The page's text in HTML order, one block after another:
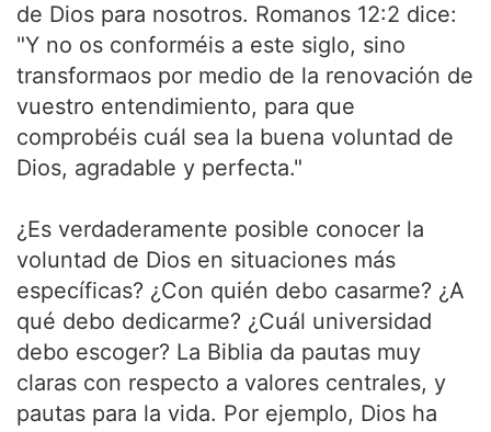
de Dios para nosotros. Romanos 12:2 dice:
"Y no os conforméis a este siglo, sino
transformaos por medio de la renovación de
vuestro entendimiento, para que
comprobéis cuál sea la buena voluntad de
Dios, agradable y perfecta."
¿Es verdaderamente posible conocer la
voluntad de Dios en situaciones más
específicas? ¿Con quién debo casarme? ¿A
qué debo dedicarme? ¿Cuál universidad
debo escoger? La Biblia da pautas muy
claras con respecto a valores centrales, y
pautas para la vida. Por ejemplo, Dios ha